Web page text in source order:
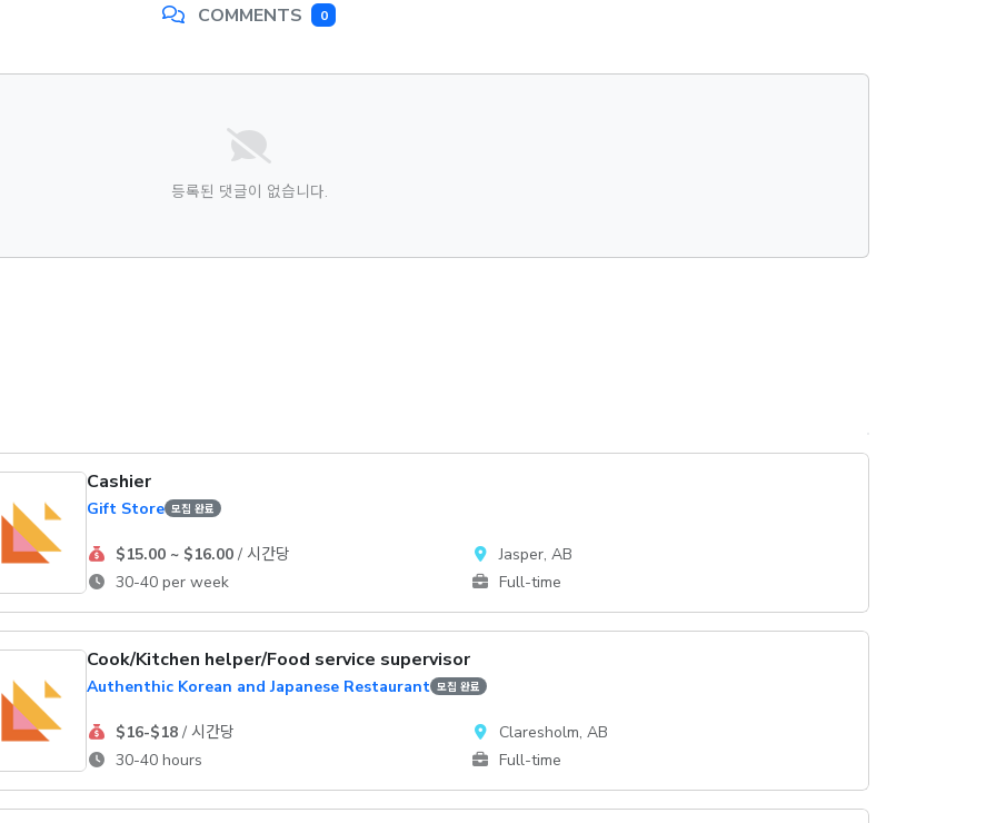
COMMENTS 0
등록된 댓글이 없습니다.
Cashier
Gift Store 모집 완료
$15.00 ~ $16.00/ 시간당
Jasper, AB
30-40 per week
Full-time
Cook/Kitchen helper/Food service supervisor
Authenthic Korean and Japanese Restaurant 모집 완료
$16-$18/ 시간당
Claresholm, AB
30-40 hours
Full-time